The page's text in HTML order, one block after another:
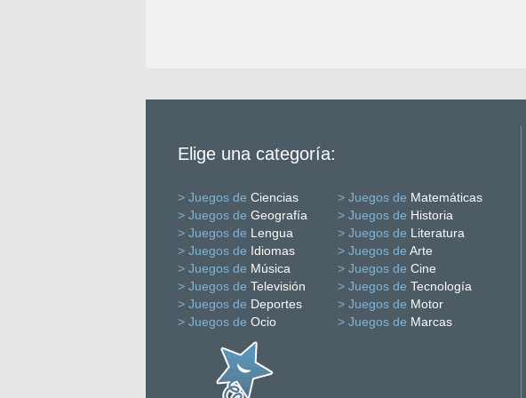
Elige una categoría:
> Juegos de Ciencias > Juegos de Matemáticas
> Juegos de Geografía > Juegos de Historia
> Juegos de Lengua > Juegos de Literatura
> Juegos de Idiomas > Juegos de Arte
> Juegos de Música > Juegos de Cine
> Juegos de Televisión > Juegos de Tecnología
> Juegos de Deportes > Juegos de Motor
> Juegos de Ocio > Juegos de Marcas